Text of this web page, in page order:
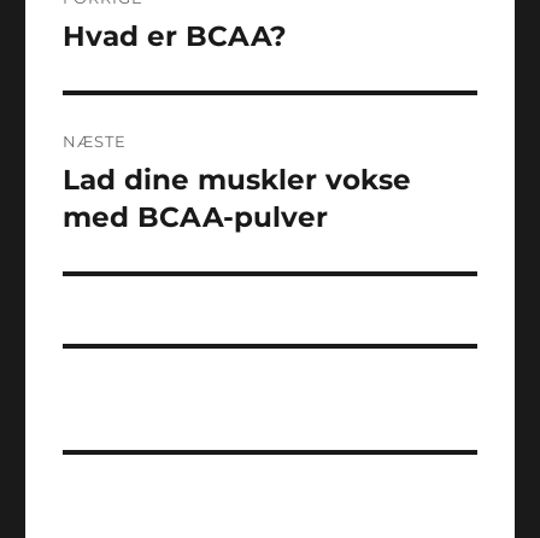
Forrige
Hvad er BCAA?
NÆSTE
Næste
indlæg:
Lad dine muskler vokse
med BCAA-pulver